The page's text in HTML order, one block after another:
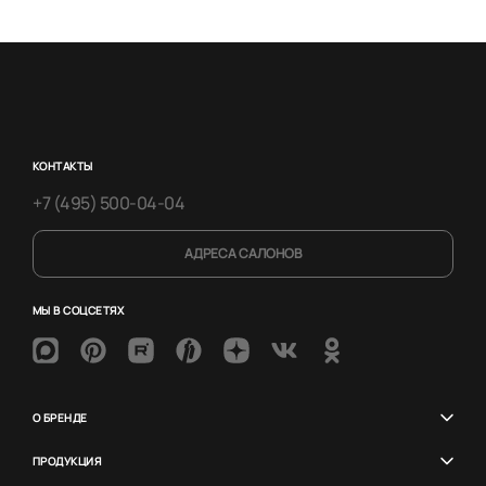
КОНТАКТЫ
+7 (495) 500-04-04
АДРЕСА САЛОНОВ
МЫ В СОЦСЕТЯХ
О БРЕНДЕ
ПРОДУКЦИЯ